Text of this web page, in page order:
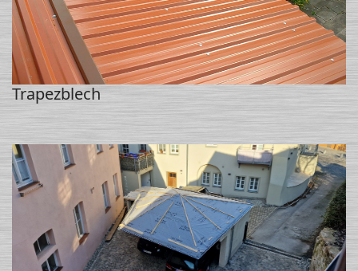
Trapezblech